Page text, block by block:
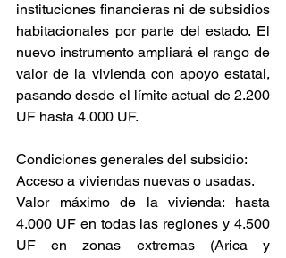
instituciones financieras ni de subsidios
habitacionales por parte del estado. El
nuevo instrumento ampliará el rango de
valor de la vivienda con apoyo estatal,
pasando desde el límite actual de 2.200
UF hasta 4.000 UF.
Condiciones generales del subsidio:
Acceso a viviendas nuevas o usadas.
Valor máximo de la vivienda: hasta
4.000 UF en todas las regiones y 4.500
UF en zonas extremas (Arica y